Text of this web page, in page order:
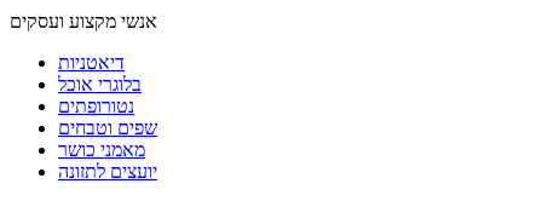
אנשי מקצוע ועסקים
דיאטניות
בלוגרי אוכל
נטורופתים
שפים וטבחים
מאמני כושר
יועצים לתזונה